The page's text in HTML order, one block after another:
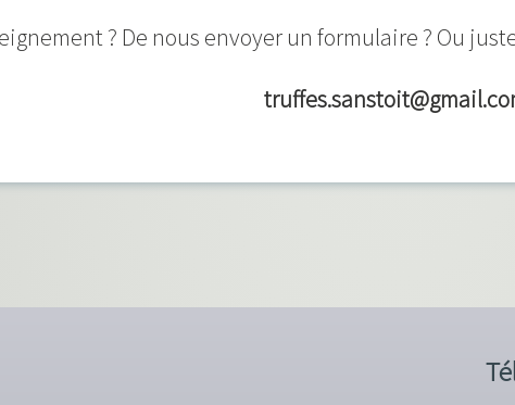
? De nous envoyer un formulaire ? Ou